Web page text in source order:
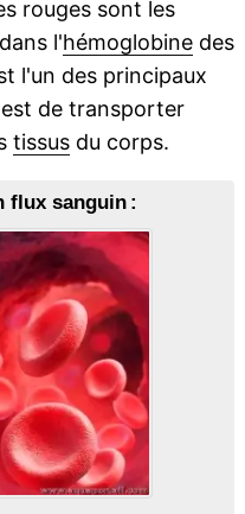
rouges sont les
l'hémoglobinedes
l'un des principaux
de transporter
tissusdu corps.
flux sanguin :